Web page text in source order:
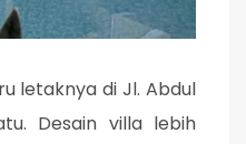
letaknya di Jl. Abdul
Desain villa lebih